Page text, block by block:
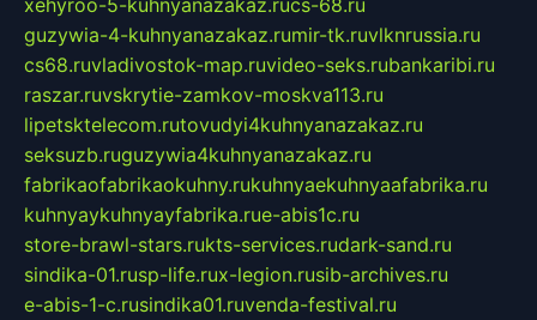
xehyroo-5-kuhnyanazakaz.rucs-68.ru
guzywia-4-kuhnyanazakaz.rumir-tk.ruvlknrussia.ru
cs68.ruvladivostok-map.ruvideo-seks.rubankaribi.ru
raszar.ruvskrytie-zamkov-moskva113.ru
lipetsktelecom.rutovudyi4kuhnyanazakaz.ru
seksuzb.ruguzywia4kuhnyanazakaz.ru
fabrikaofabrikaokuhny.rukuhnyaekuhnyaafabrika.ru
kuhnyaykuhnyayfabrika.rue-abis1c.ru
store-brawl-stars.rukts-services.rudark-sand.ru
sindika-01.rusp-life.rux-legion.rusib-archives.ru
e-abis-1-c.rusindika01.ruvenda-festival.ru